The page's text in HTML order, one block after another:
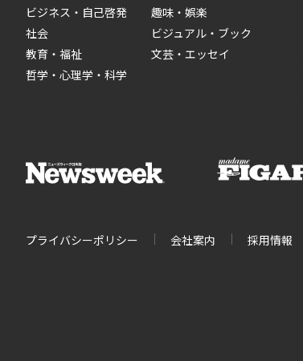
ビジネス・自己啓発
社会
教育・福祉
哲学・心理学・科学
趣味・娯楽
ビジュアル・ブック
文芸・エッセイ
プライバシーポリシー 会社案内 採用情報